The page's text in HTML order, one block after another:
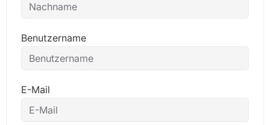
Benutzername
E-Mail